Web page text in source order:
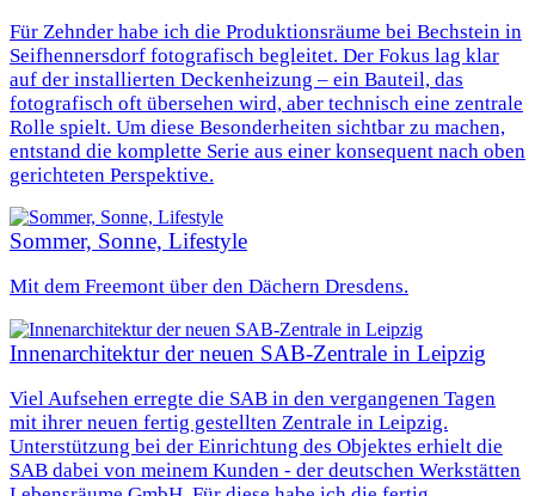
Für Zehnder habe ich die Produktionsräume bei Bechstein in
Seifhennersdorf fotografisch begleitet. Der Fokus lag klar
auf der installierten Deckenheizung – ein Bauteil, das
fotografisch oft übersehen wird, aber technisch eine zentrale
Rolle spielt. Um diese Besonderheiten sichtbar zu machen,
entstand die komplette Serie aus einer konsequent nach oben
gerichteten Perspektive.
Sommer, Sonne, Lifestyle
Mit dem Freemont über den Dächern Dresdens.
Innenarchitektur der neuen SAB-Zentrale in Leipzig
Viel Aufsehen erregte die SAB in den vergangenen Tagen
mit ihrer neuen fertig gestellten Zentrale in Leipzig.
Unterstützung bei der Einrichtung des Objektes erhielt die
SAB dabei von meinem Kunden - der deutschen Werkstätten